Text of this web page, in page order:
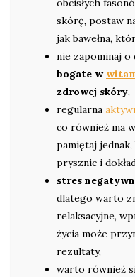
obcisłych
skórę, postaw
jak bawełna,
nie zapominaj o
bogate w
zdrowej skóry,
regularna
co również ma
pamiętaj
prysznic i
stres
dlatego warto
relaksacyjne,
życia może
rezultaty,
warto również